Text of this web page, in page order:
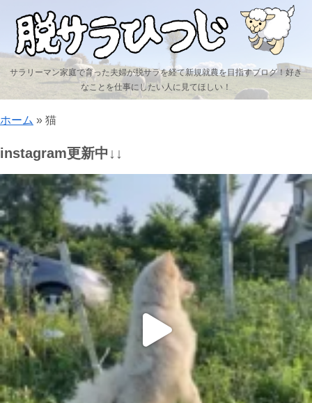
サラリーマン家庭で育った夫婦が脱サラを経て新規就農を目指すブログ！好き
なことを仕事にしたい人に見てほしい！
ホーム » 猫
instagram更新中↓↓